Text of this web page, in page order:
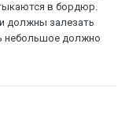
в бордюр.
должны залезать
небольшое должно